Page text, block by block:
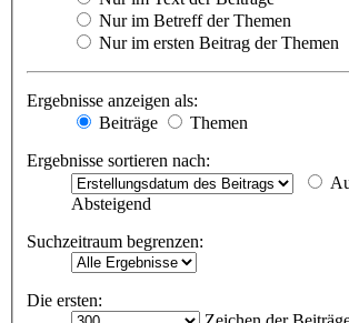
Nur im Betreff der Themen
Nur im ersten Beitrag der Themen
Ergebnisse anzeigen als:
Beiträge
Themen
Ergebnisse sortieren nach:
Absteigend
Suchzeitraum begrenzen:
Die ersten: